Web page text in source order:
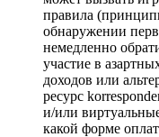
правила
обнаружении
немедленно
участие в
доходов или
ресурс
и/или
какой форме